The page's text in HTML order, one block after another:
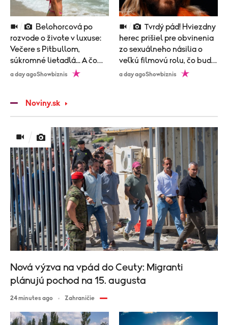
rozvode o živote v luxuse:
Večere s Pitbullom,
súkromné lietadlá... A čo
nová láska?
a day agoShowbiznis
herec prišiel pre obvinenia
zo sexuálneho násilia o
veľkú filmovú rolu, čo bude
nasledovať?
a day agoShowbiznis
Noviny.sk
Nová výzva na vpád do Ceuty: Migranti
plánujú pochod na 15. augusta
24 minutes ago Zahraničie